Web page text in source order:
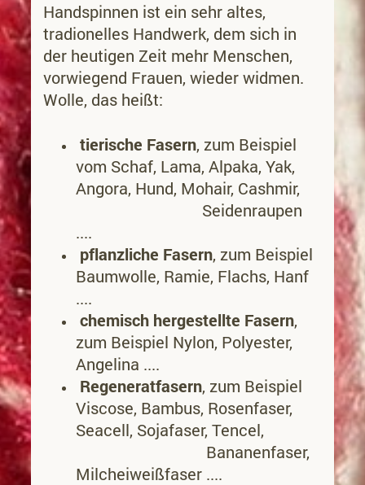
Handspinnen ist ein sehr altes,
tradionelles Handwerk, dem sich in
der heutigen Zeit mehr Menschen,
vorwiegend Frauen, wieder widmen.
Wolle, das heißt:
tierische Fasern, zum Beispiel
vom Schaf, Lama, Alpaka, Yak,
Angora, Hund, Mohair, Cashmir,
Seidenraupen
....
pflanzliche Fasern, zum Beispiel
Baumwolle, Ramie, Flachs, Hanf
....
chemisch hergestellte Fasern,
zum Beispiel Nylon, Polyester,
Angelina ....
Regeneratfasern, zum Beispiel
Viscose, Bambus, Rosenfaser,
Seacell, Sojafaser, Tencel,
Bananenfaser,
Milcheiweißfaser ....